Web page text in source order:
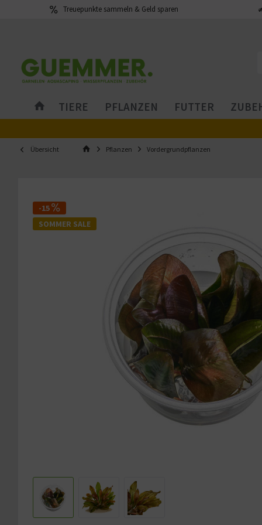
Treuepunkte sammeln & Geld sparen
TIERE PFLANZEN FUTTER
Übersicht Pflanzen Vordergrundpflanzen
-15
SOMMER SALE